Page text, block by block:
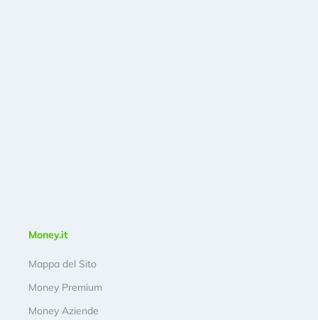
Money.it
Mappa del Sito
Money Premium
Money Aziende